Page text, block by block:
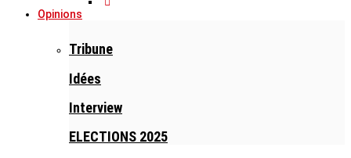
Opinions
Tribune
Idées
Interview
ELECTIONS 2025